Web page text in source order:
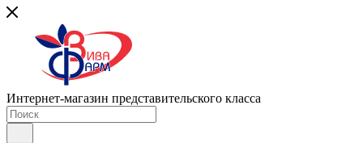
Интернет-магазин представительского класса